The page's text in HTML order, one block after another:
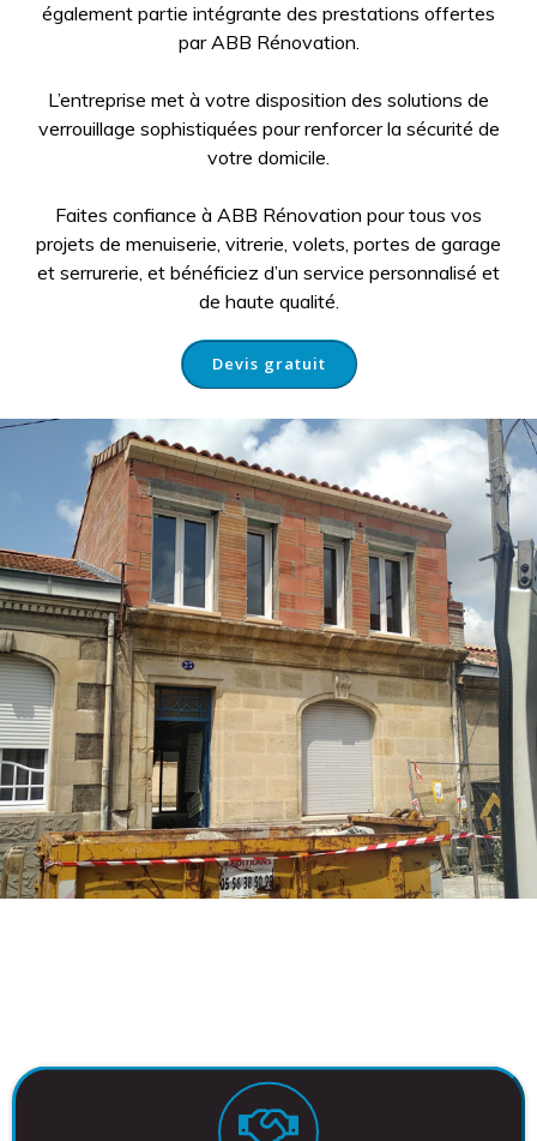
également partie intégrante des prestations offertes
par ABB Rénovation.
L’entreprise met à votre disposition des solutions de
verrouillage sophistiquées pour renforcer la sécurité de
votre domicile.
Faites confiance à ABB Rénovation pour tous vos
projets de menuiserie, vitrerie, volets, portes de garage
et serrurerie, et bénéficiez d’un service personnalisé et
de haute qualité.
Devis gratuit